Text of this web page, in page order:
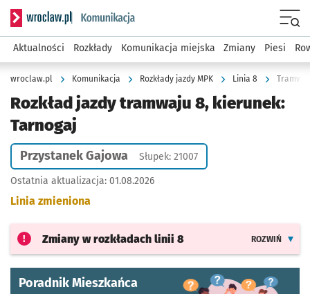
Serwis informacyjny wroclaw.pl podserwis: Komunikacja
Aktualności Rozkłady Komunikacja miejska Zmiany Piesi
wroclaw.pl Komunikacja Rozkłady jazdy MPK Linia 8
Rozkład jazdy tramwaju 8, kierunek:
Tarnogaj
Przystanek Gajowa Słupek: 21007
Ostatnia aktualizacja: 01.08.2026
Linia zmieniona
Zmiany w rozkładach linii 8 ROZWIŃ
Poradnik Mieszkańca